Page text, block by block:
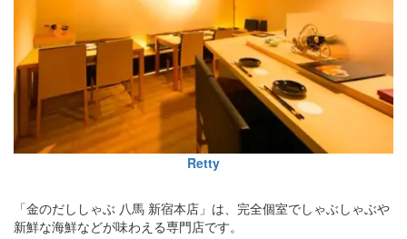
Retty
「金のだししゃぶ 八馬 新宿本店」は、完全個室でしゃぶしゃぶや
新鮮な海鮮などが味わえる専門店です。